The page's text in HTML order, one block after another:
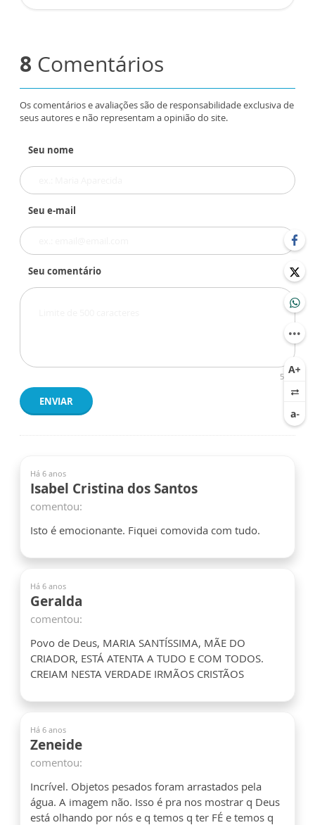
8 Comentários
Os comentários e avaliações são de responsabilidade exclusiva de
seus autores e não representam a opinião do site.
Seu nome
Seu e-mail
Seu comentário
500
ENVIAR
Há 6 anos
Isabel Cristina dos Santos
comentou:
Isto é emocionante. Fiquei comovida com tudo.
Há 6 anos
Geralda
comentou:
Povo de Deus, MARIA SANTÍSSIMA, MÃE DO
CRIADOR, ESTÁ ATENTA A TUDO E COM TODOS.
CREIAM NESTA VERDADE IRMÃOS CRISTÃOS
Há 6 anos
Zeneide
comentou:
Incrível. Objetos pesados foram arrastados pela
água. A imagem não. Isso é pra nos mostrar q Deus
está olhando por nós e q temos q ter FÉ e temos q